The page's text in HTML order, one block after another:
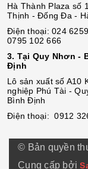
Hà Thành Plaza số
Thịnh - Đống Đa -
Điện thoại: 024
0795 102 666
3. Tại Quy Nhơn -
Định
Lô sản xuất số A10
nghiệp Phú Tài -
Bình Định
Điện thoại: 0912
© Bản quyền
Cung cấp bởi